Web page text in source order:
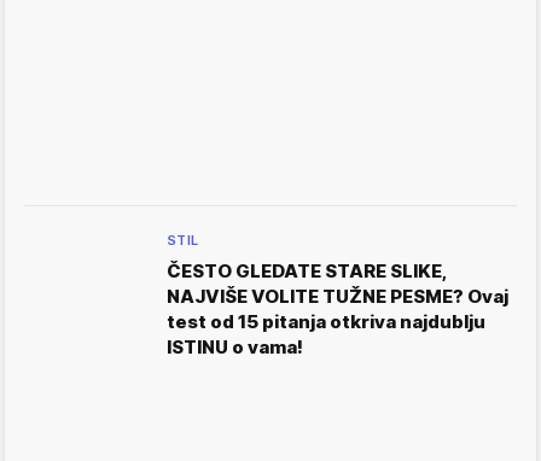
STIL
ČESTO GLEDATE STARE SLIKE,
NAJVIŠE VOLITE TUŽNE PESME? Ovaj
test od 15 pitanja otkriva najdublju
ISTINU o vama!